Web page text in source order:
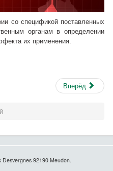
со спецификой поставленных
органам в определении
их применения.
Вперёд
92190 Meudon.